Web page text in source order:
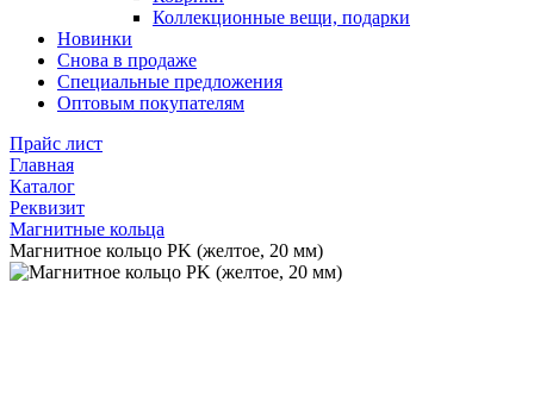
Коллекционные вещи, подарки
Новинки
Снова в продаже
Специальные предложения
Оптовым покупателям
Прайс лист
Главная
Каталог
Реквизит
Магнитные кольца
Магнитное кольцо PK (желтое, 20 мм)